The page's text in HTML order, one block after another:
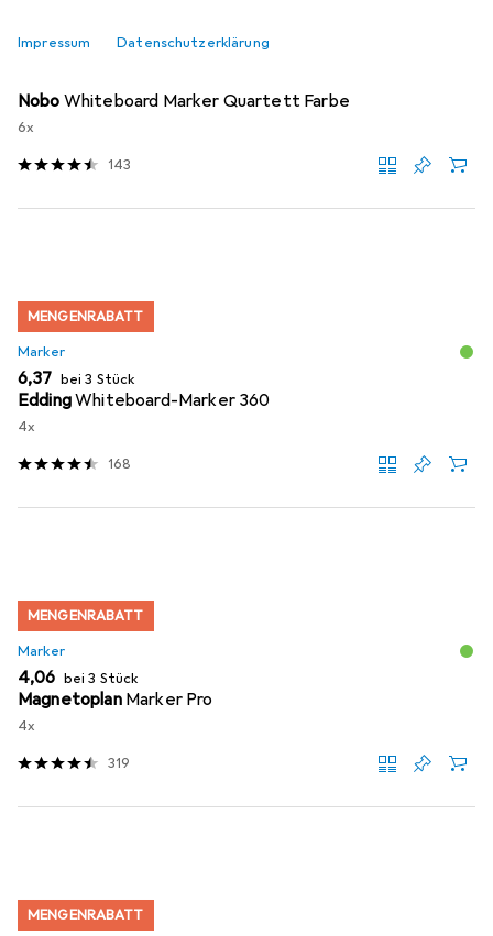
Impressum Datenschutzerklärung
Marker
Nobo Whiteboard Marker Quartett Farbe
6x
143
MENGENRABATT
Marker
EUR
6,37 bei 3 Stück
EddingWhiteboard-Marker 360
4x
168
MENGENRABATT
Marker
EUR
4,06 bei 3 Stück
Magnetoplan Marker Pro
4x
319
MENGENRABATT